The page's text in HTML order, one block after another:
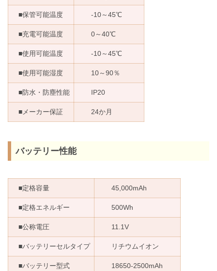
■保管可能温度 -10～45℃
■充電可能温度 0～40℃
■使用可能温度 -10～45℃
■使用可能湿度 10～90％
■防水・防塵性能 IP20
■メーカー保証 24か月
バッテリー性能
■定格容量 45,000mAh
■定格エネルギー 500Wh
■公称電圧 11.1V
■バッテリーセルタイプ リチウムイオン
■バッテリー型式 18650-2500mAh